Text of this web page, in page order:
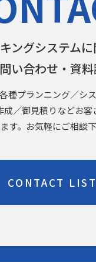
ングシステム
い合わせ・資
種プランニング／シ
成／御見積りなどお
す。お気軽にご相談下
CONTACT LIST